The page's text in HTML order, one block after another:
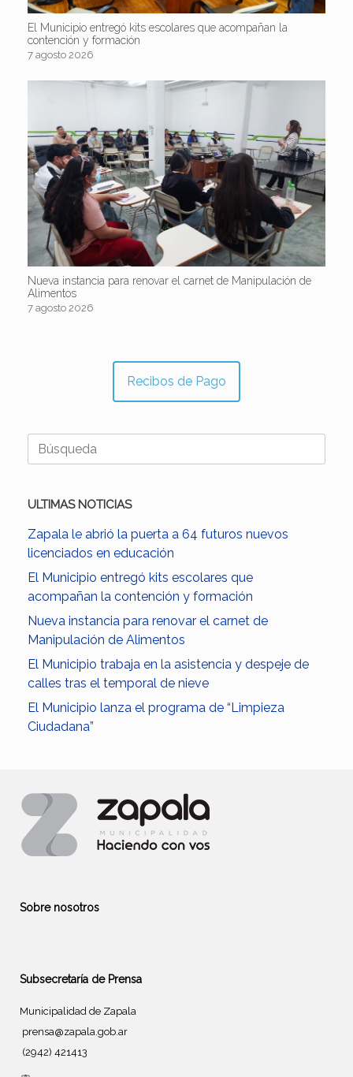
El Municipio entregó kits escolares que acompañan la
contención y formación
7 agosto 2026
Nueva instancia para renovar el carnet de Manipulación de
Alimentos
7 agosto 2026
Recibos de Pago
Buscar:
ULTIMAS NOTICIAS
Zapala le abrió la puerta a 64 futuros nuevos
licenciados en educación
El Municipio entregó kits escolares que
acompañan la contención y formación
Nueva instancia para renovar el carnet de
Manipulación de Alimentos
El Municipio trabaja en la asistencia y despeje de
calles tras el temporal de nieve
El Municipio lanza el programa de “Limpieza
Ciudadana”
Sobre nosotros
Subsecretaría de Prensa
Municipalidad de Zapala
prensa@zapala.gob.ar
(2942) 421413